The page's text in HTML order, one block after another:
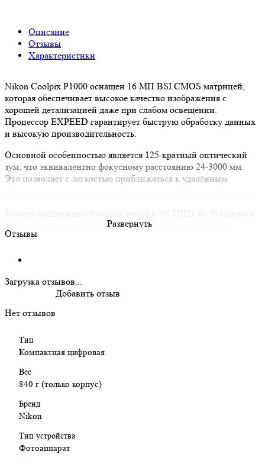
Описание
Отзывы
Характеристики
Nikon Coolpix P1000 оснащен 16 МП BSI CMOS матрицей,
которая обеспечивает высокое качество изображения с
хорошей детализацией даже при слабом освещении.
Процессор EXPEED гарантирует быструю обработку данных
и высокую производительность.
Основной особенностью является 125-кратный оптический
зум, что эквивалентно фокусному расстоянию 24-3000 мм.
Это позволяет с легкостью приближаться к удалённым
секунду, что делает её отличным выбором для создания
качественного видеоконтента. Поворотный дисплей и
съемке из различных углов.
Основные особенности:
снимать удаленные объекты с высокой четкостью.
видеографов.
16 МП матрица: Отличное качество изображений в
Электронный видоискатель: Удобное компонирование
кадров в ярких условиях.
Наклонный экран: Позволяет удобно снимать из
различных ракурсов.
Характеристики:
Развернуть
Отзывы
Загрузка отзывов...
Нет отзывов
Добавить отзыв
Тип
Компактная цифровая
Вес
840 г (только корпус)
Бренд
Nikon
Тип устройства
Фотоаппарат